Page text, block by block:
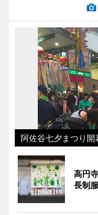
阿佐谷七夕まつり
高円
長制